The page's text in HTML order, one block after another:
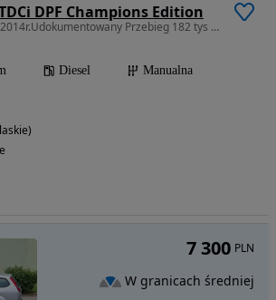
DPF Champions Edition
1560 cm3 • 115 KM • 2014r.Udokumentowany Przebieg 182 tys km
Diesel
Manualna
7 300 PLN
W granicach średniej